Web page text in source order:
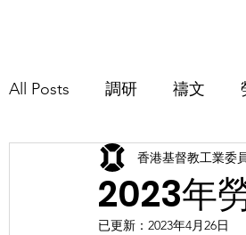
All Posts 調研 禱文
加入我們
2023年
香港基督教工業委
已更新： 2023年4月26日